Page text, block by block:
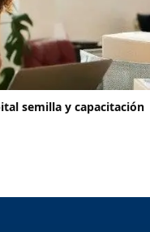
semilla y capacitación